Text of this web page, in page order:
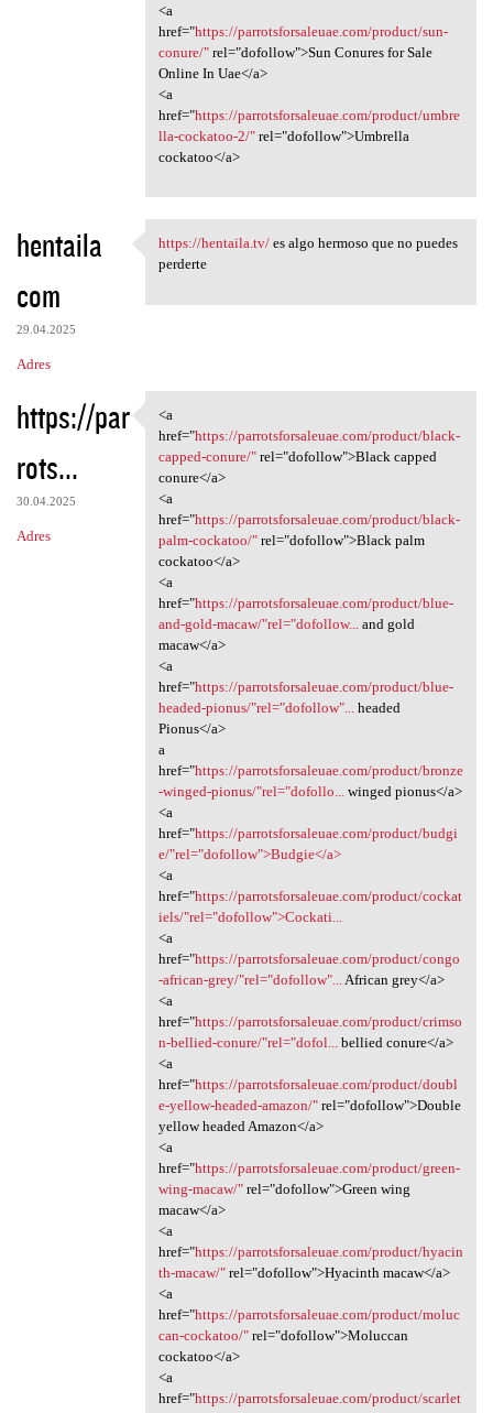
<a
href="https://parrotsforsaleuae.com/product/sun-
conure/"rel="dofollow">Sun Conures for Sale
Online In Uae</a>
<a
href="https://parrotsforsaleuae.com/product/umbre
lla-cockatoo-2/"rel="dofollow">Umbrella
cockatoo</a>
hentaila
com
29.04.2025
Adres
https://hentaila.tv/ es algo
https://hentaila.tv/es algo hermoso que no puedes
perderte
https://par
rots...
30.04.2025
Adres
<a href="https:/
<a
href="https://parrotsforsaleuae.com/product/black-
capped-conure/"rel="dofollow">Black capped
conure</a>
<a
href="https://parrotsforsaleuae.com/product/black-
palm-cockatoo/"rel="dofollow">Black palm
cockatoo</a>
<a
href="https://parrotsforsaleuae.com/product/blue-
and-gold-macaw/"rel="dofollow...and gold
macaw</a>
<a
href="https://parrotsforsaleuae.com/product/blue-
headed-pionus/"rel="dofollow"...headed
Pionus</a>
a
href="https://parrotsforsaleuae.com/product/bronze
-winged-pionus/"rel="dofollo...winged pionus</a>
<a
href="https://parrotsforsaleuae.com/product/budgi
e/"rel="dofollow">Budgie</a>
<a
href="https://parrotsforsaleuae.com/product/cockat
iels/"rel="dofollow">Cockati...
<a
href="https://parrotsforsaleuae.com/product/congo
-african-grey/"rel="dofollow"...African grey</a>
<a
href="https://parrotsforsaleuae.com/product/crimso
n-bellied-conure/"rel="dofol...bellied conure</a>
<a
href="https://parrotsforsaleuae.com/product/doubl
e-yellow-headed-amazon/"rel="dofollow">Double
yellow headed Amazon</a>
<a
href="https://parrotsforsaleuae.com/product/green-
wing-macaw/"rel="dofollow">Green wing
macaw</a>
<a
href="https://parrotsforsaleuae.com/product/hyacin
th-macaw/"rel="dofollow">Hyacinth macaw</a>
<a
href="https://parrotsforsaleuae.com/product/moluc
can-cockatoo/"rel="dofollow">Moluccan
cockatoo</a>
<a
href="https://parrotsforsaleuae.com/product/scarlet